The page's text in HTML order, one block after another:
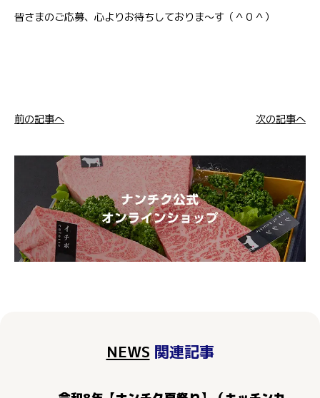
皆さまのご応募、心よりお待ちしておりま～す（＾０＾）
前の記事へ 次の記事へ
NEWS 関連記事